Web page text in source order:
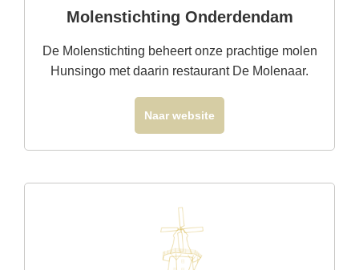
Molenstichting Onderdendam
De Molenstichting beheert onze prachtige molen
Hunsingo met daarin restaurant De Molenaar.
Naar website